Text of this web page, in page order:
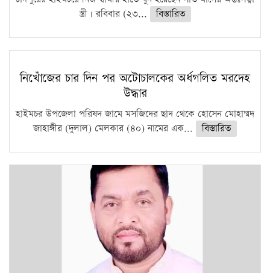
স্ত্রী। রবিবার (২৩...
বিস্তারিত
নিখোঁজের চার দিন পর অটোচালকের অর্ধগলিত মরদেহ
উদ্ধার
হাইমচর উপজেলা পরিষদ জামে মসজিদের ছাদ থেকে হোসেন মোহাম্মদ
জাহাঙ্গীর (দুলাল) মেলকার (৪০) নামের এক...
বিস্তারিত